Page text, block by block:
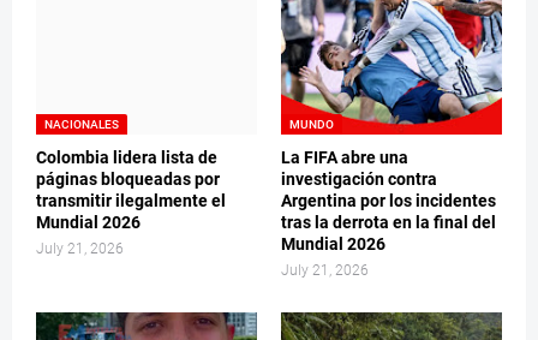
NACIONALES
Colombia lidera lista de
páginas bloqueadas por
transmitir ilegalmente el
Mundial 2026
July 21, 2026
MUNDO
La FIFA abre una
investigación contra
Argentina por los incidentes
tras la derrota en la final del
Mundial 2026
July 21, 2026